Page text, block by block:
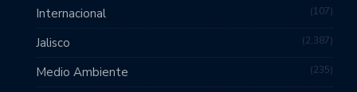
Internacional 107
Jalisco 2,387
Medio Ambiente 235